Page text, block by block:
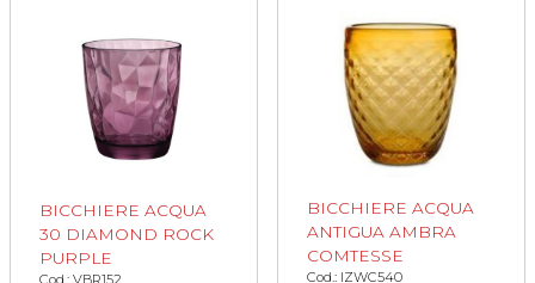
BICCHIERE ACQUA
30 DIAMOND ROCK
PURPLE
Cod.: VBR152
BICCHIERE ACQUA
ANTIGUA AMBRA
COMTESSE
Cod.: IZWC540